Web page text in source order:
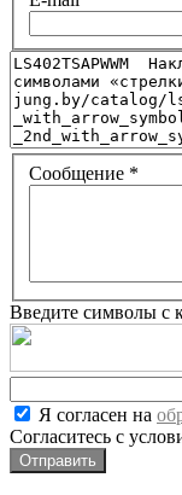
Сообщение *
Введите символы с
Я согласен на
Согласитесь с